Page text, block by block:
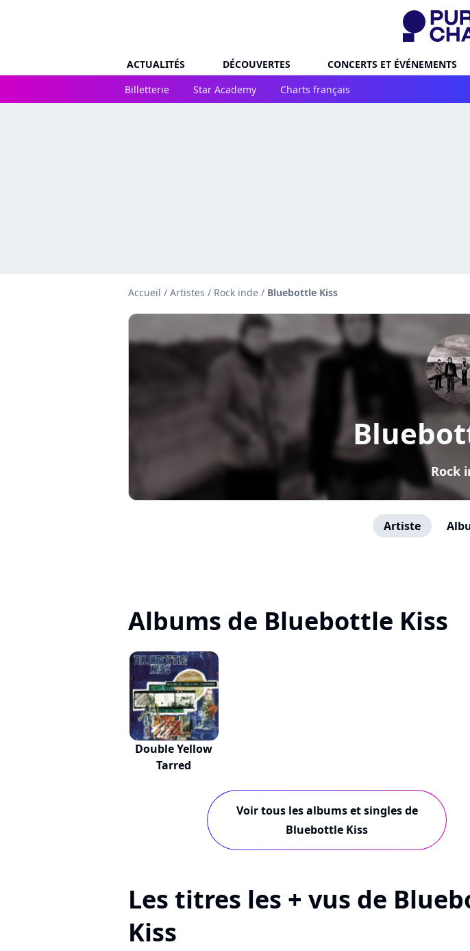
ACTUALITÉS DÉCOUVERTES CONCERTS ET ÉVÉNEMENTS
Billetterie
Star Academy Charts français
Accueil / Artistes / Rock inde / Bluebottle Kiss
Rock
Artiste
Albums de Bluebottle Kiss
Double Yellow
Tarred
Voir tous les albums et singles de
Bluebottle Kiss
Les titres les + vus de
Kiss